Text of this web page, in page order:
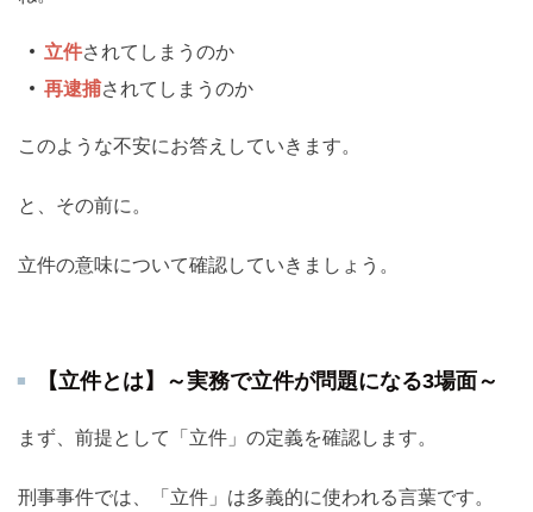
立件されてしまうのか
再逮捕されてしまうのか
このような不安にお答えしていきます。
と、その前に。
立件の意味について確認していきましょう。
【立件とは】～実務で立件が問題になる3場面～
まず、前提として「立件」の定義を確認します。
刑事事件では、「立件」は多義的に使われる言葉です。